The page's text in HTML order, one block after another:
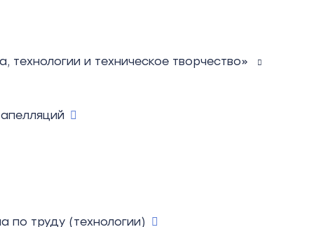
и техническое творчество»
по труду (технологии)